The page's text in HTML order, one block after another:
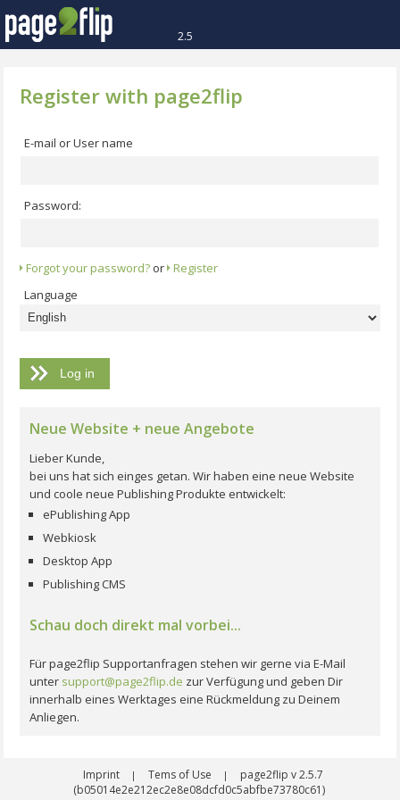
2.5
Register with page2flip
E-mail or User name
Password:
Forgot your password? or Register
Language
Neue Website + neue Angebote
Lieber Kunde,
bei uns hat sich einges getan. Wir haben eine neue Website
und coole neue Publishing Produkte entwickelt:
ePublishing App
Webkiosk
Desktop App
Publishing CMS
Schau doch direkt mal vorbei...
Für page2flip Supportanfragen stehen wir gerne via E-Mail
unter support@page2flip.de zur Verfügung und geben Dir
innerhalb eines Werktages eine Rückmeldung zu Deinem
Anliegen.
Imprint | Tems of Use |
page2flip v 2.5.7
(b05014e2e212ec2e8e08dcfd0c5abfbe73780c61)